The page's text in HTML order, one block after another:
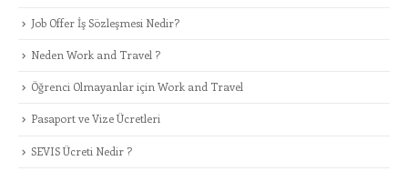
Job Offer İş Sözleşmesi Nedir?
Neden Work and Travel ?
Öğrenci Olmayanlar için Work and Travel
Pasaport ve Vize Ücretleri
SEVIS Ücreti Nedir ?